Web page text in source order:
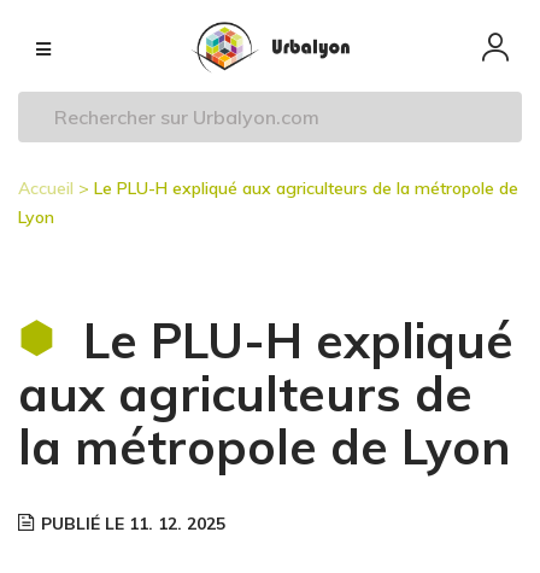
principal
Navigation
principale
Fil
Accueil
Le PLU-H expliqué aux agriculteurs de la métropole de
Lyon
Le PLU-H expliqué
aux agriculteurs de
la métropole de Lyon
PUBLIÉ LE 11. 12. 2025